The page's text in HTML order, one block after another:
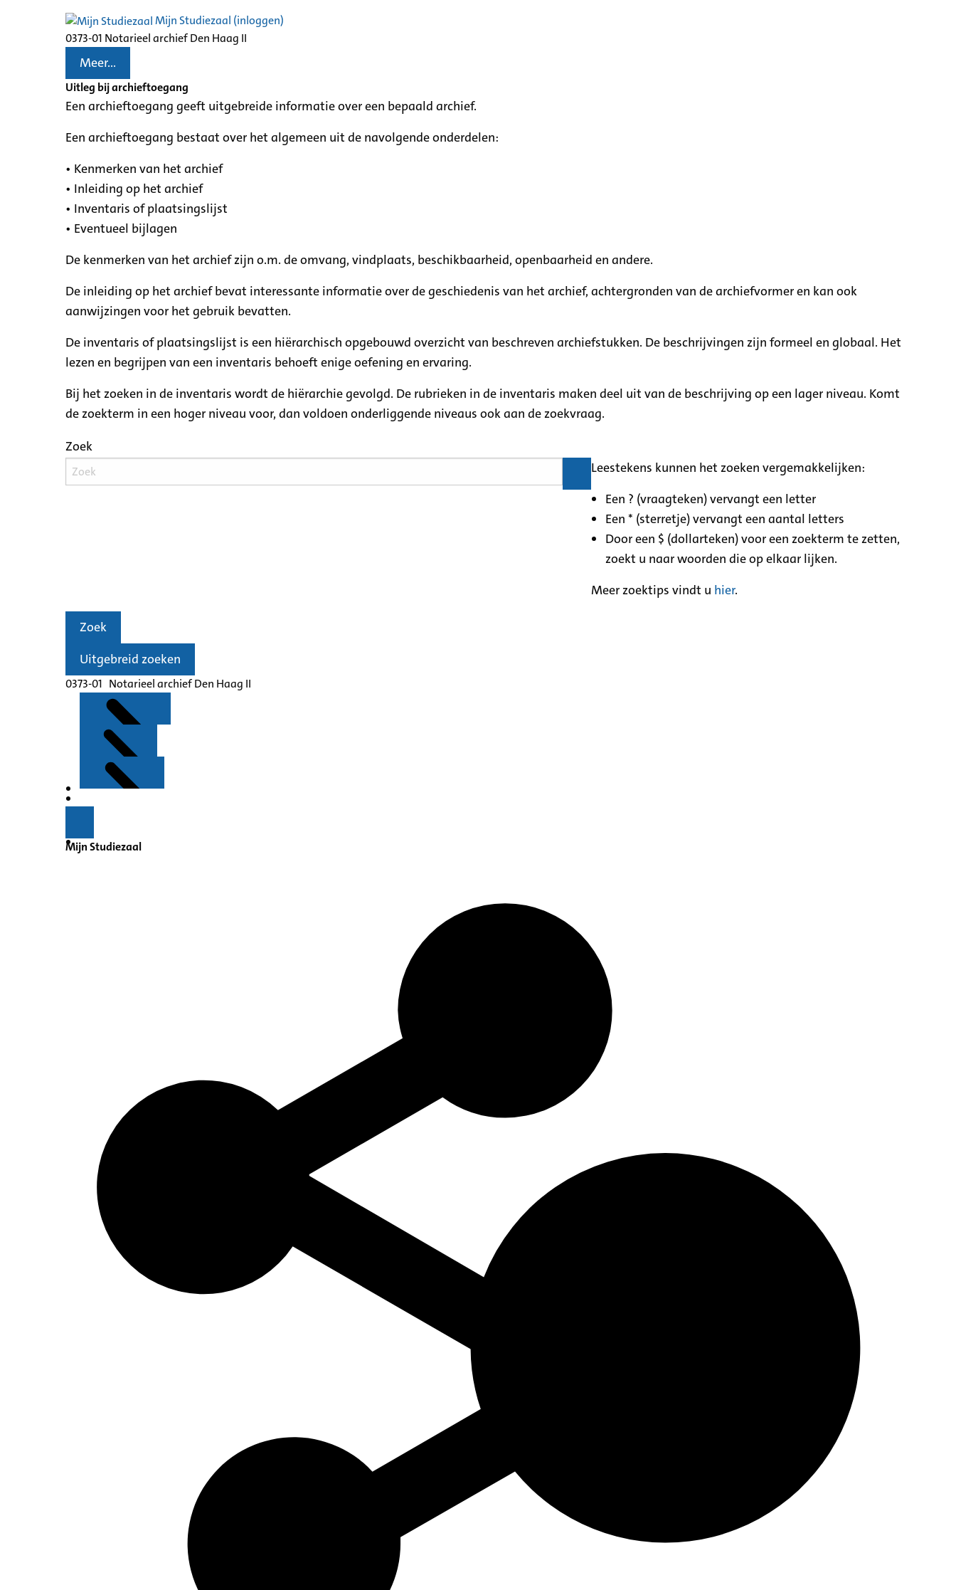
Mijn Studiezaal (inloggen)
0373-01 Notarieel archief Den Haag II
Meer...
Uitleg bij archieftoegang
Een archieftoegang geeft uitgebreide informatie over een bepaald archief.
Een archieftoegang bestaat over het algemeen uit de navolgende onderdelen:
• Kenmerken van het archief
• Inleiding op het archief
• Inventaris of plaatsingslijst
• Eventueel bijlagen
De kenmerken van het archief zijn o.m. de omvang, vindplaats, beschikbaarheid, openbaarheid en andere.
De inleiding op het archief bevat interessante informatie over de geschiedenis van het archief, achtergronden van de archiefvormer en kan ook
aanwijzingen voor het gebruik bevatten.
De inventaris of plaatsingslijst is een hiërarchisch opgebouwd overzicht van beschreven archiefstukken. De beschrijvingen zijn formeel en globaal. Het
lezen en begrijpen van een inventaris behoeft enige oefening en ervaring.
Bij het zoeken in de inventaris wordt de hiërarchie gevolgd. De rubrieken in de inventaris maken deel uit van de beschrijving op een lager niveau. Komt
de zoekterm in een hoger niveau voor, dan voldoen onderliggende niveaus ook aan de zoekvraag.
Zoek
Leestekens kunnen het zoeken vergemakkelijken:
Een ? (vraagteken) vervangt een letter
Een * (sterretje) vervangt een aantal letters
Door een $ (dollarteken) voor een zoekterm te zetten,
zoekt u naar woorden die op elkaar lijken.
Meer zoektips vindt u hier.
Zoek
Uitgebreid zoeken
0373-01 Notarieel archief Den Haag II
Inventaris
Mijn Studiezaal